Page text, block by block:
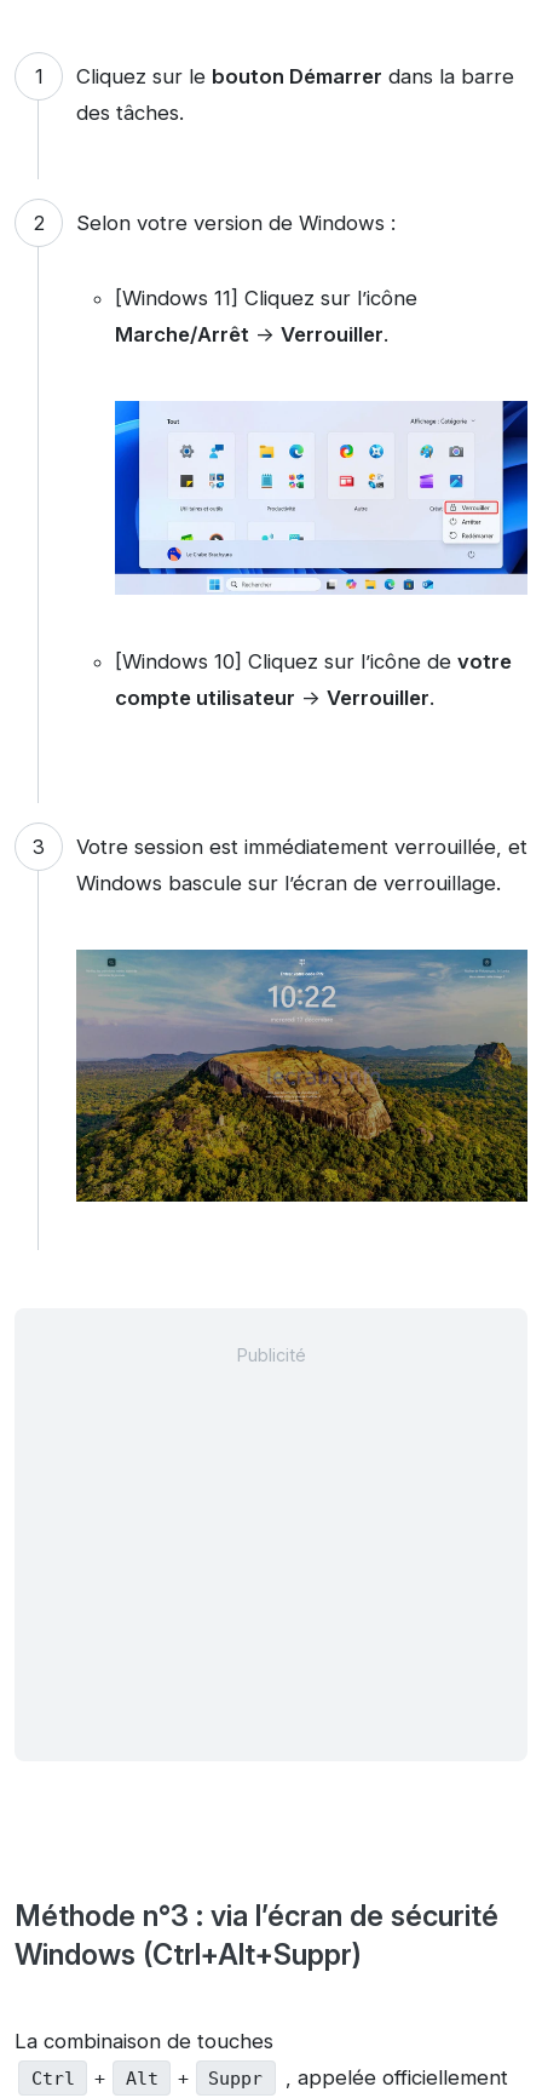
Cliquez sur le bouton Démarrer dans la barre
des tâches.
Selon votre version de Windows :
[Windows 11] Cliquez sur l’icône
Marche/Arrêt -> Verrouiller.
[Windows 10] Cliquez sur l’icône de votre
compte utilisateur -> Verrouiller.
Votre session est immédiatement verrouillée, et
Windows bascule sur l’écran de verrouillage.
Méthode n°3 : via l’écran de sécurité
Windows (Ctrl+Alt+Suppr)
La combinaison de touches
Ctrl + Alt + Suppr , appelée officiellement